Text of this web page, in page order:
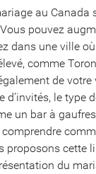
au Canada
pouvez
dans une ville
comme
de
d’invités, le type
un bar à
proposons cette
du